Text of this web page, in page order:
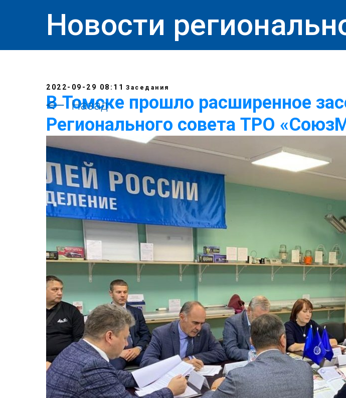
Новости
Назад
2022-09-29 08:11 Заседания
В Томске прошло расширенное
Регионального совета ТРО